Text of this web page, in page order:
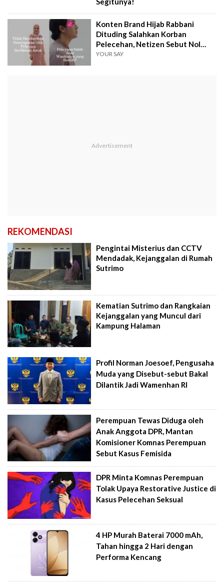
Konten Brand Hijab Rabbani
Dituding Salahkan Korban
Pelecehan, Netizen Sebut Nol
Empati
YOUR SAY
REKOMENDASI
Pengintai Misterius dan CCTV
Mendadak, Kejanggalan di Rumah
Sutrimo
Kematian Sutrimo dan Rangkaian
Kejanggalan yang Muncul dari
Kampung Halaman
Profil Norman Joesoef, Pengusaha
Muda yang Disebut-sebut Bakal
Dilantik Jadi Wamenhan RI
Perempuan Tewas Diduga oleh
Anak Anggota DPR, Mantan
Komisioner Komnas Perempuan
Sebut Kasus Femisida
DPR Minta Komnas Perempuan
Tolak Upaya Restorative Justice di
Kasus Pelecehan Seksual
4 HP Murah Baterai 7000 mAh,
Tahan hingga 2 Hari dengan
Performa Kencang